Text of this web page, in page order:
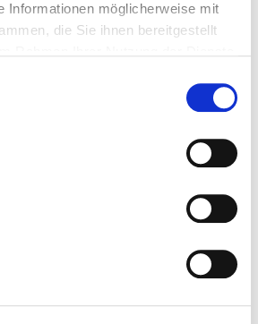
Informationen möglicherweise mit
die Sie ihnen bereitgestellt